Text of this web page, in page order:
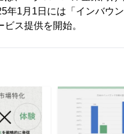
年1月1日には「インバウ
ス提供を開始。